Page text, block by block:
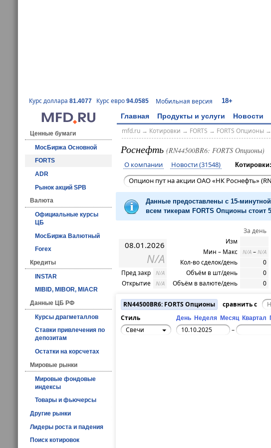
Курс доллара 81.4077 Курс евро 94.0585 Мобильная версия 18+
Главная Продукты и услуги Новости
Ценные бумаги
МосБиржа Основной
FORTS
ADR
Рынок акций SPB
Валюта
Официальные курсы
ЦБ
МосБиржа Валютный
Forex
Кредиты
INSTAR
MIBID, MIBOR, MIACR
Данные ЦБ РФ
Курсы драгметаллов
Ставки привлечения по
депозитам
Остатки на корсчетах
Мировые рынки
Мировые фондовые
индексы
Товары и фьючерсы
Другие рынки
Лидеры роста и падения
Поиск котировок
mfd.ru→ Котировки → FORTS → FORTS Опционы→
Роснефть (RN44500BR6: FORTS Опционы)
О компании Новости (31548) Котировки:
Опцион пут на акции ОАО «НК Роснефть»
Данные предоставлены с 15-
всем тикерам FORTS Опционы стоит
08.01.2026
N/A
Пред закр N/A
Открытие N/A
За день
Изм
Мин – Макс
N/A – N/A
Кол-во сделок/день
0
Объём в шт/день
0
Объём в валюте/день
0
RN44500BR6: FORTS Опционы
сравнить с
Стиль
День Неделя Месяц Квартал
Свечи
–